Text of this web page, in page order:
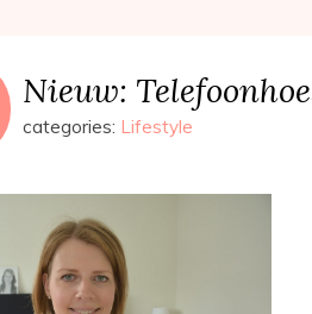
Nieuw:
categories: Lifestyle